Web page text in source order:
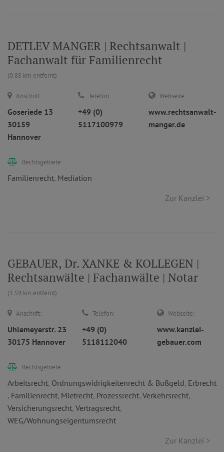
DETLEV MANGER | Rechtsanwalt |
Fachanwalt für Familienrecht
(0.85 km entfernt)
Anschrift:
Goseriede 13
30159
Hannover
Telefon:
+49 (0)
5117100979
Webseite:
www.rechtsanwalt-
manger.de
Rechtsgebiete:
Familienrecht, Mediation
Zur Kanzlei >
GEBAUER, Dr. XANKE & KOLLEGEN |
Rechtsanwälte | Fachanwälte | Notar
(1.59 km entfernt)
Anschrift:
Uhlemeyerstr. 23
30175 Hannover
Telefon:
+49 (0)
5118112040
Webseite:
www.kanzlei-
gebauer.com
Rechtsgebiete:
Arbeitsrecht, Ordnungswidrigkeitenrecht & Bußgeld, Erbrecht
, Familienrecht, Mietrecht, Prozessrecht, Verkehrsrecht,
Versicherungsrecht, Vertragsrecht,
WEG/Wohnungseigentumsrecht
Zur Kanzlei >